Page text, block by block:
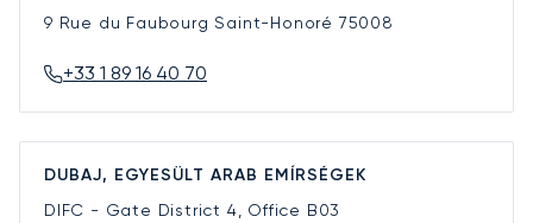
9 Rue du Faubourg Saint-Honoré 75008
+33 1 89 16 40 70
DUBAJ, EGYESÜLT ARAB EMÍRSÉGEK
DIFC - Gate District 4, Office B03